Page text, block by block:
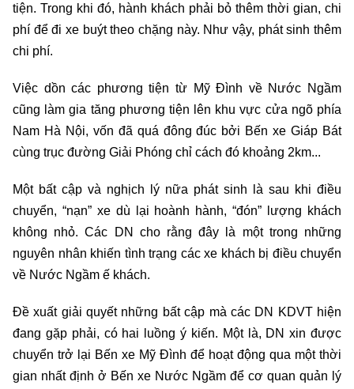
tiện. Trong khi đó, hành khách phải bỏ thêm thời gian, chi
phí để đi xe buýt theo chặng này. Như vậy, phát sinh thêm
chi phí.
Việc dồn các phương tiện từ Mỹ Đình về Nước Ngầm
cũng làm gia tăng phương tiện lên khu vực cửa ngõ phía
Nam Hà Nội, vốn đã quá đông đúc bởi Bến xe Giáp Bát
cùng trục đường Giải Phóng chỉ cách đó khoảng 2km...
Một bất cập và nghịch lý nữa phát sinh là sau khi điều
chuyển, “nạn” xe dù lại hoành hành, “đón” lượng khách
không nhỏ. Các DN cho rằng đây là một trong những
nguyên nhân khiến tình trạng các xe khách bị điều chuyển
về Nước Ngầm ế khách.
Đề xuất giải quyết những bất cập mà các DN KDVT hiện
đang gặp phải, có hai luồng ý kiến. Một là, DN xin được
chuyển trở lại Bến xe Mỹ Đình để hoạt động qua một thời
gian nhất định ở Bến xe Nước Ngầm để cơ quan quản lý